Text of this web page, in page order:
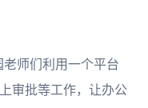
师们利用一个平台
审批等工作，让办公